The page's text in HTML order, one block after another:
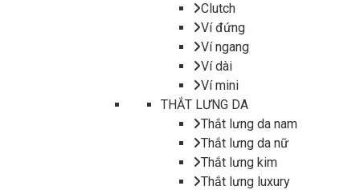
Clutch
Ví đứng
Ví ngang
Ví dài
Ví mini
THẮT LƯNG DA
Thắt lưng da nam
Thắt lưng da nữ
Thắt lưng kim
Thắt lưng luxury